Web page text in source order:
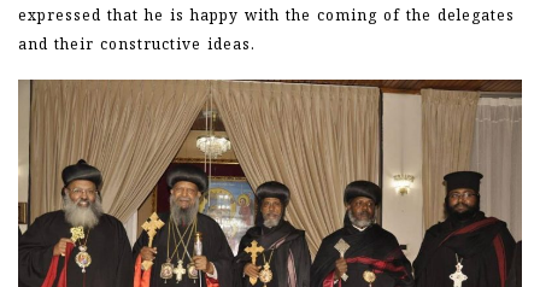
expressed that he is happy with the coming of the delegates
and their constructive ideas.